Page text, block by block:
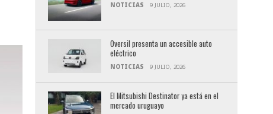
NOTICIAS 9 JULIO, 2026
Oversil presenta un accesible auto
eléctrico
NOTICIAS 9 JULIO, 2026
El Mitsubishi Destinator ya está en el
mercado uruguayo